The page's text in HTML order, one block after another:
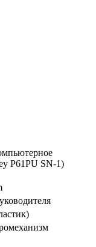
P61PU SN-1)